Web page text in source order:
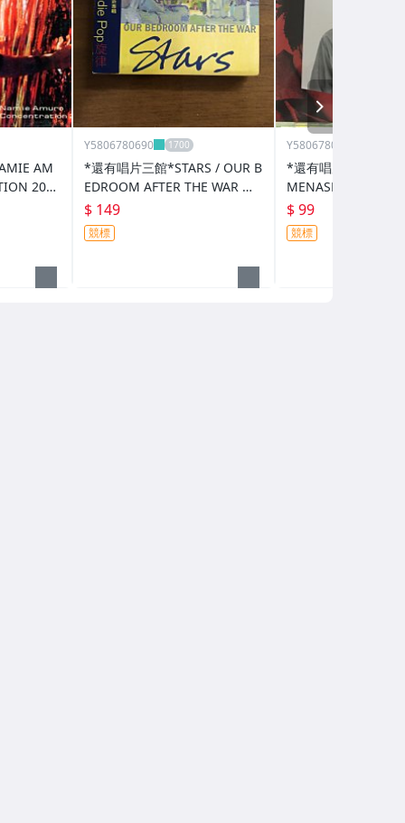
AM
20
Y5806780690
*還有唱片三館*STARS / OUR B
EDROOM AFTER THE WAR 二
手 YY0792 (需競標)
$ 149
競標
Y5806780690
*還有唱片行三館
MENASHI / RAIN
5(競標)
$ 99
競標